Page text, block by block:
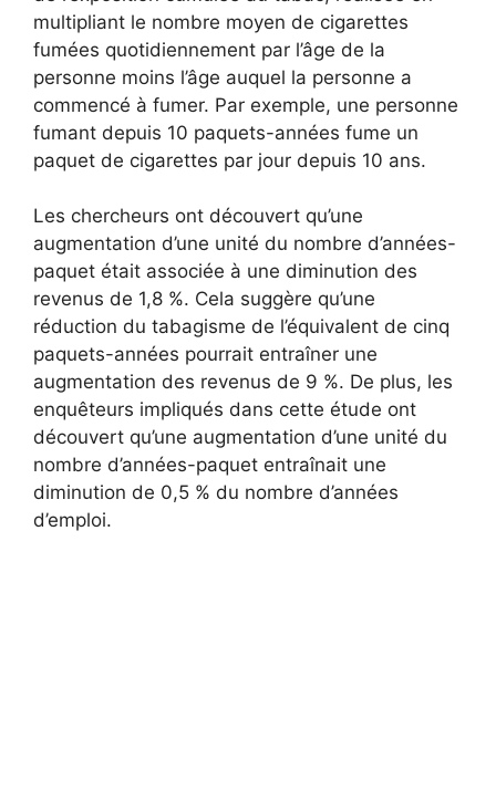
multipliant le nombre moyen de cigarettes
fumées quotidiennement par l’âge de la
personne moins l’âge auquel la personne a
commencé à fumer. Par exemple, une personne
fumant depuis 10 paquets-années fume un
paquet de cigarettes par jour depuis 10 ans.
Les chercheurs ont découvert qu’une
augmentation d’une unité du nombre d’années-
paquet était associée à une diminution des
revenus de 1,8 %. Cela suggère qu’une
réduction du tabagisme de l’équivalent de cinq
paquets-années pourrait entraîner une
augmentation des revenus de 9 %. De plus, les
enquêteurs impliqués dans cette étude ont
découvert qu’une augmentation d’une unité du
nombre d’années-paquet entraînait une
diminution de 0,5 % du nombre d’années
d’emploi.